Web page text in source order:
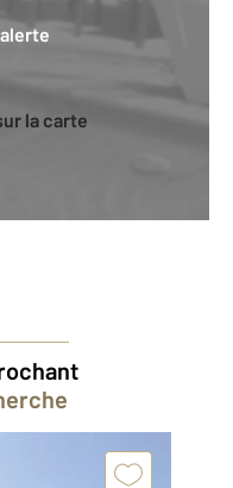
alerte
la carte